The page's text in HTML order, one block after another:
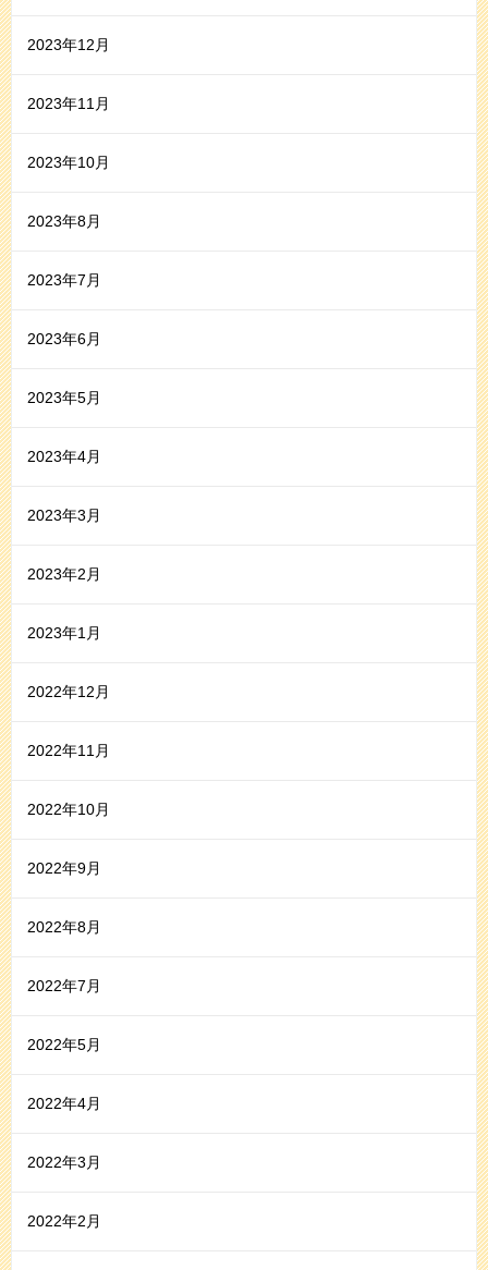
2023年12月
2023年11月
2023年10月
2023年8月
2023年7月
2023年6月
2023年5月
2023年4月
2023年3月
2023年2月
2023年1月
2022年12月
2022年11月
2022年10月
2022年9月
2022年8月
2022年7月
2022年5月
2022年4月
2022年3月
2022年2月